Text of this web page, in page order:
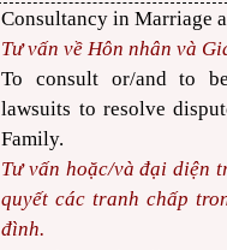
Consultancy in Marriage
Tư vấn về Hôn nhân và
To consult or/and to
lawsuits to resolve
Family.
Tư vấn hoặc/và đại diện
quyết các tranh chấp
đình.